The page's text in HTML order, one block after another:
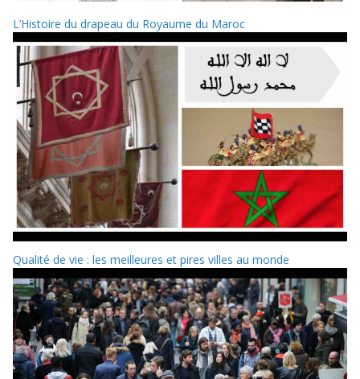
L’Histoire du drapeau du Royaume du Maroc
Qualité de vie : les meilleures et pires villes au monde